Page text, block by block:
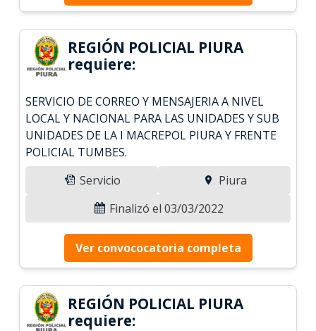
REGIÓN POLICIAL PIURA
requiere:
SERVICIO DE CORREO Y MENSAJERIA A NIVEL
LOCAL Y NACIONAL PARA LAS UNIDADES Y SUB
UNIDADES DE LA I MACREPOL PIURA Y FRENTE
POLICIAL TUMBES.
Servicio
Piura
Finalizó el 03/03/2022
Ver convococatoria completa
REGIÓN POLICIAL PIURA
requiere: